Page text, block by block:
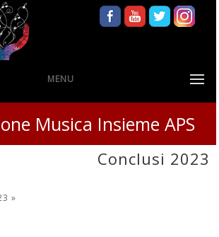
MENU
Musica Insieme APS
Conclusi 2023
»